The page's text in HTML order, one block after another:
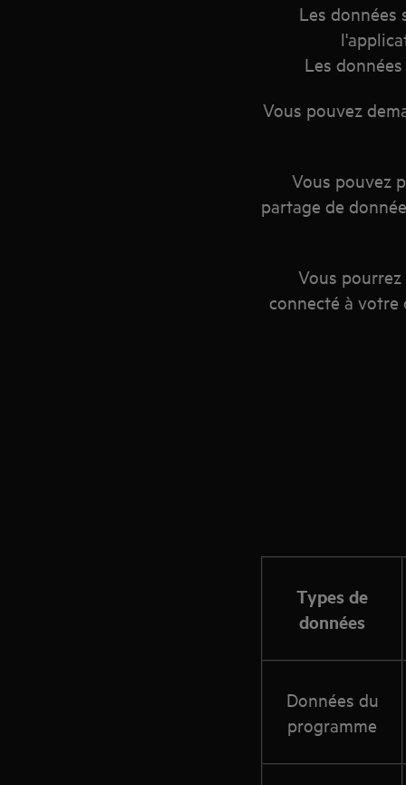
Les
Les
Vous pouvez
Vous pouvez
partage de
Vous
connecté à votre
Types de
données
Données du
programme